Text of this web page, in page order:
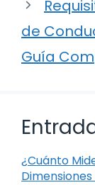
de
Guía
¿Cuánto